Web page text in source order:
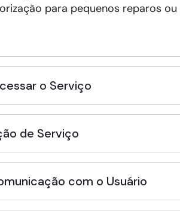
para pequenos reparos
o Serviço
de Serviço
com o Usuário